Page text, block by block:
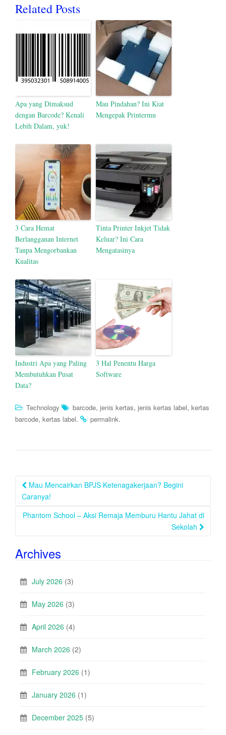
Related Posts
Apa yang Dimaksud
dengan Barcode? Kenali
Lebih Dalam, yuk!
Mau Pindahan? Ini Kiat
Mengepak Printermu
3 Cara Hemat
Berlangganan Internet
Tanpa Mengorbankan
Kualitas
Tinta Printer Inkjet Tidak
Keluar? Ini Cara
Mengatasinya
Industri Apa yang Paling
Membutuhkan Pusat
Data?
3 Hal Penentu Harga
Software
Technology barcode, jenis kertas, jenis kertas label, kertas
barcode, kertas label. permalink.
Post
navigation
Mau Mencairkan BPJS Ketenagakerjaan? Begini
Caranya!
Phantom School – Aksi Remaja Memburu Hantu Jahat di
Sekolah
Archives
July 2026 (3)
May 2026 (3)
April 2026 (4)
March 2026 (2)
February 2026 (1)
January 2026 (1)
December 2025 (5)